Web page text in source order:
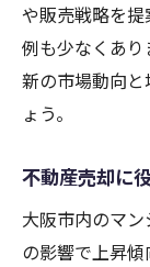
や販売戦略を
例も少なくあ
新の市場動向
ょう。
不動産売却に
大阪市内のマ
の影響で上昇